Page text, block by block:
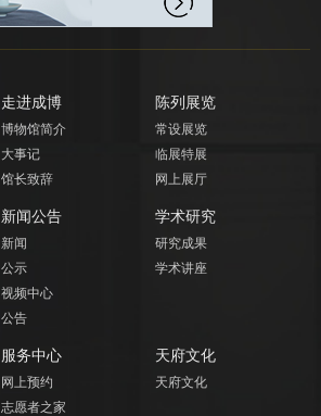
走进成博
博物馆简介
大事记
馆长致辞
陈列展览
常设展览
临展特展
网上展厅
新闻公告
新闻
公示
视频中心
公告
学术研究
研究成果
学术讲座
服务中心
网上预约
志愿者之家
天府文化
天府文化